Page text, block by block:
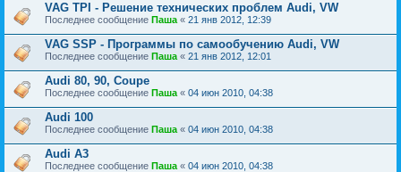
VAG TPI - Решение технических проблем Audi, VW
Последнее сообщение Паша « 21 янв 2012, 12:39
VAG SSP - Программы по самообучению Audi, VW
Последнее сообщение Паша « 21 янв 2012, 12:01
Audi 80, 90, Coupe
Последнее сообщение Паша « 04 июн 2010, 04:38
Audi 100
Последнее сообщение Паша « 04 июн 2010, 04:38
Audi A3
Последнее сообщение Паша « 04 июн 2010, 04:38